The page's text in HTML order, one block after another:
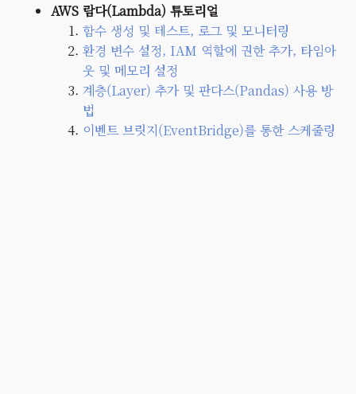
AWS 람다(Lambda) 튜토리얼
함수 생성 및 테스트, 로그 및 모니터링
환경 변수 설정, IAM 역할에 권한 추가, 타임아
웃 및 메모리 설정
계층(Layer) 추가 및 판다스(Pandas) 사용 방
법
이벤트 브릿지(EventBridge)를 통한 스케줄링